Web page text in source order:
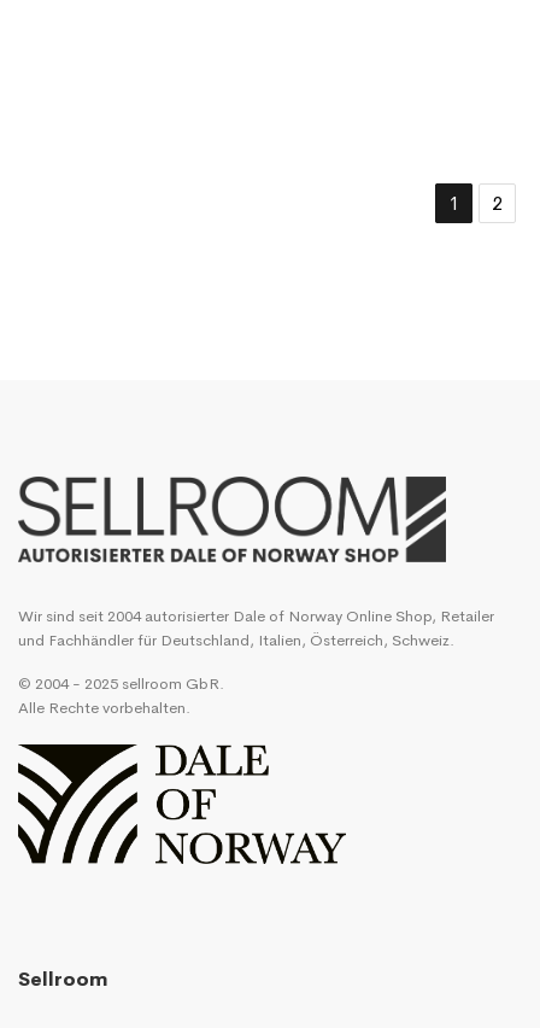
1 2
Wir sind seit 2004 autorisierter Dale of Norway Online Shop, Retailer
und Fachhändler für Deutschland, Italien, Österreich, Schweiz.
© 2004 - 2025 sellroom GbR.
Alle Rechte vorbehalten.
Sellroom